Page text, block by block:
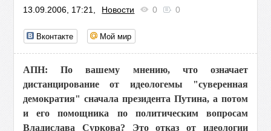
13.09.2006, 17:21, Новости 0 0
Вконтакте Мой мир
АПН: По вашему мнению, что означает
дистанцирование от идеологемы "суверенная
демократия" сначала президента Путина, а потом
и его помощника по политическим вопросам
Владислава Суркова? Это отказ от идеологии